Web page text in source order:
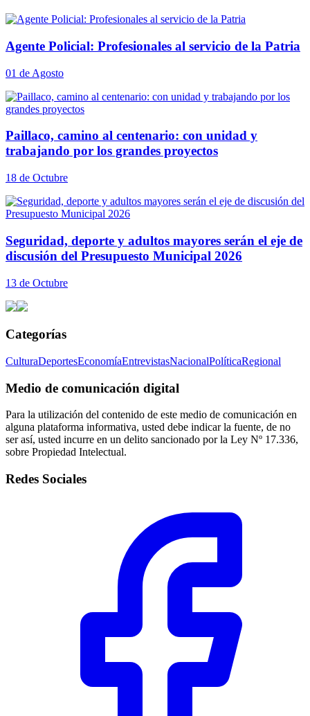
Agente Policial: Profesionales al servicio de la Patria
01 de Agosto
Paillaco, camino al centenario: con unidad y
trabajando por los grandes proyectos
18 de Octubre
Seguridad, deporte y adultos mayores serán el eje de
discusión del Presupuesto Municipal 2026
13 de Octubre
Categorías
CulturaDeportesEconomíaEntrevistasNacionalPolíticaRegional
Medio de comunicación digital
Para la utilización del contenido de este medio de comunicación en
alguna plataforma informativa, usted debe indicar la fuente, de no
ser así, usted incurre en un delito sancionado por la Ley Nº 17.336,
sobre Propiedad Intelectual.
Redes Sociales